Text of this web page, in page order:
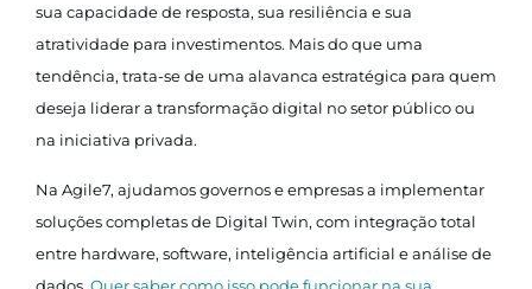
sua capacidade de resposta, sua resiliência e sua
atratividade para investimentos. Mais do que uma
tendência, trata-se de uma alavanca estratégica para quem
deseja liderar a transformação digital no setor público ou
na iniciativa privada.
Na Agile7, ajudamos governos e empresas a implementar
soluções completas de Digital Twin, com integração total
entre hardware, software, inteligência artificial e análise de
dados. Quer saber como isso pode funcionar na sua